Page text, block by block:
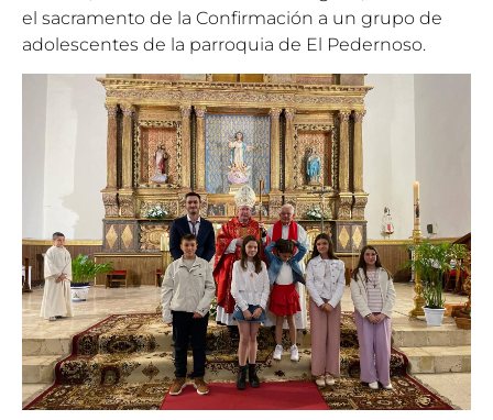
el sacramento de la Confirmación a un grupo de
adolescentes de la parroquia de El Pedernoso.